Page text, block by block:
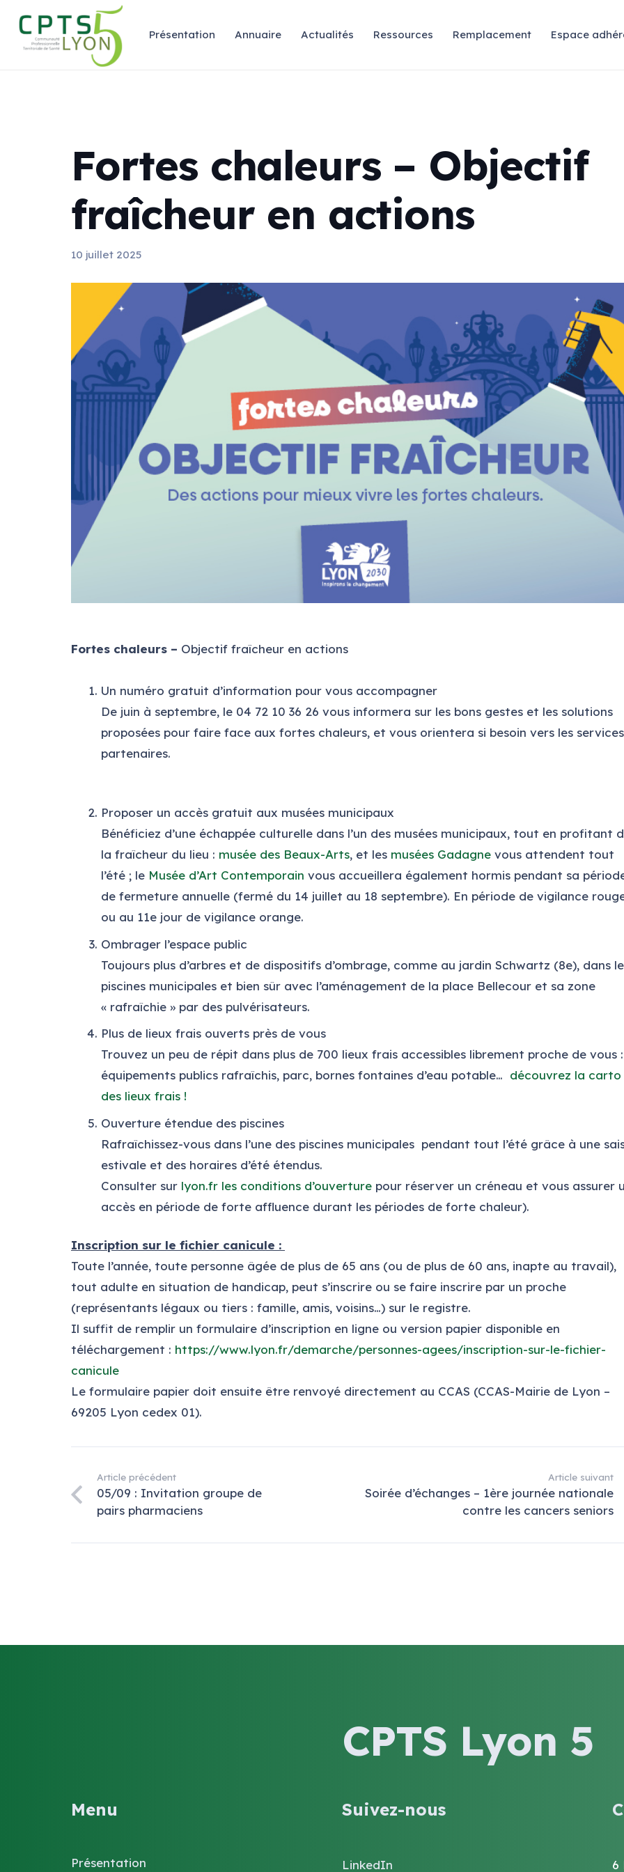
Présentation Annuaire Actualités Ressources Remplacement Espace
Fortes chaleurs – Objectif
fraîcheur en actions
10 juillet 2025
Fortes chaleurs – Objectif fraîcheur en actions
Un numéro gratuit d’information pour vous accompagner
De juin à septembre, le 04 72 10 36 26 vous informera sur les bons gestes et les solutions
proposées pour faire face aux fortes chaleurs, et vous orientera si besoin vers les services
partenaires.
Proposer un accès gratuit aux musées municipaux
Bénéficiez d’une échappée culturelle dans l’un des musées municipaux, tout en profitant
la fraîcheur du lieu : musée des Beaux-Arts, et les musées Gadagnevous attendent tout
l’été ; le Musée d’Art Contemporain vous accueillera également hormis pendant sa
de fermeture annuelle (fermé du 14 juillet au 18 septembre). En période de vigilance
ou au 11e jour de vigilance orange.
Ombrager l’espace public
Toujours plus d’arbres et de dispositifs d’ombrage, comme au jardin Schwartz (8e), dans
piscines municipales et bien sûr avec l’aménagement de la place Bellecour et sa zone
« rafraîchie » par des pulvérisateurs.
Plus de lieux frais ouverts près de vous
Trouvez un peu de répit dans plus de 700 lieux frais accessibles librement proche de vous :
équipements publics rafraîchis, parc, bornes fontaines d’eau potable… découvrez la carto
des lieux frais !
Ouverture étendue des piscines
Rafraîchissez-vous dans l’une des piscines municipales pendant tout l’été grâce à une
estivale et des horaires d’été étendus.
Consulter sur lyon.fr les conditions d’ouverturepour réserver un créneau et vous assurer
accès en période de forte affluence durant les périodes de forte chaleur).
Inscription sur le fichier canicule :
Toute l’année, toute personne âgée de plus de 65 ans (ou de plus de 60 ans, inapte au travail),
tout adulte en situation de handicap, peut s’inscrire ou se faire inscrire par un proche
(représentants légaux ou tiers : famille, amis, voisins…) sur le registre.
Il suffit de remplir un formulaire d’inscription en ligne ou version papier disponible en
téléchargement : https://www.lyon.fr/demarche/personnes-agees/inscription-sur-le-fichier-
canicule
Le formulaire papier doit ensuite être renvoyé directement au CCAS (CCAS-Mairie de Lyon –
69205 Lyon cedex 01).
Article précédent
05/09 : Invitation groupe de
pairs pharmaciens
Article suivant
Soirée d’échanges – 1ère journée nationale
contre les cancers seniors
CPTS Lyon 5
Menu
Présentation
Suivez-nous
LinkedIn 6